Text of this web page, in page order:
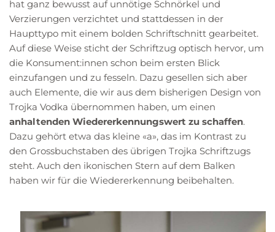
hat ganz bewusst auf unnötige Schnörkel und
Verzierungen verzichtet und stattdessen in der
Haupttypo mit einem bolden Schriftschnitt gearbeitet.
Auf diese Weise sticht der Schriftzug optisch hervor, um
die Konsument:innen schon beim ersten Blick
einzufangen und zu fesseln. Dazu gesellen sich aber
auch Elemente, die wir aus dem bisherigen Design von
Trojka Vodka übernommen haben, um einen
anhaltenden Wiedererkennungswert zu schaffen.
Dazu gehört etwa das kleine «a», das im Kontrast zu
den Grossbuchstaben des übrigen Trojka Schriftzugs
steht. Auch den ikonischen Stern auf dem Balken
haben wir für die Wiedererkennung beibehalten.